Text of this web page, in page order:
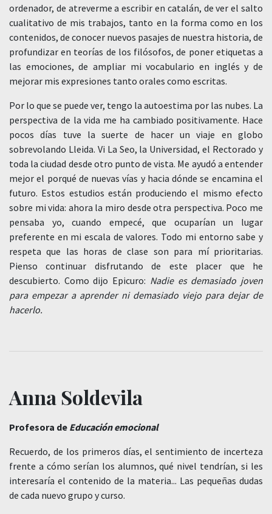
ordenador, de atreverme a escribir en catalán, de ver el salto
cualitativo de mis trabajos, tanto en la forma como en los
contenidos, de conocer nuevos pasajes de nuestra historia, de
profundizar en teorías de los filósofos, de poner etiquetas a
las emociones, de ampliar mi vocabulario en inglés y de
mejorar mis expresiones tanto orales como escritas.
Por lo que se puede ver, tengo la autoestima por las nubes. La
perspectiva de la vida me ha cambiado positivamente. Hace
pocos días tuve la suerte de hacer un viaje en globo
sobrevolando Lleida. Vi La Seo, la Universidad, el Rectorado y
toda la ciudad desde otro punto de vista. Me ayudó a entender
mejor el porqué de nuevas vías y hacia dónde se encamina el
futuro. Estos estudios están produciendo el mismo efecto
sobre mi vida: ahora la miro desde otra perspectiva. Poco me
pensaba yo, cuando empecé, que ocuparían un lugar
preferente en mi escala de valores. Todo mi entorno sabe y
respeta que las horas de clase son para mí prioritarias.
Pienso continuar disfrutando de este placer que he
descubierto. Como dijo Epicuro: Nadie es demasiado joven
para empezar a aprender ni demasiado viejo para dejar de
hacerlo.
Anna Soldevila
Profesora de Educación emocional
Recuerdo, de los primeros días, el sentimiento de incerteza
frente a cómo serían los alumnos, qué nivel tendrían, si les
interesaría el contenido de la materia... Las pequeñas dudas
de cada nuevo grupo y curso.